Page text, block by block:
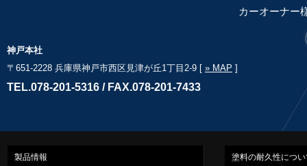
カーオーナー
神戸本社
〒651-2228 兵庫県神戸市西区見津が丘1丁目2-9 [ » MAP ]
TEL.078-201-5316 / FAX.078-201-7433
製品情報 塗料の耐久性につい